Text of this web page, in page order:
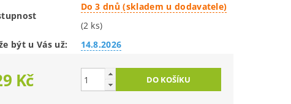
Do 3 dnů (skladem u dodavatele)
(2 ks)
být u Vás už:
14.8.2026
Kč